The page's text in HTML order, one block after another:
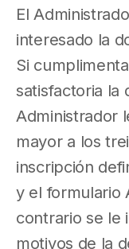
El
interesado la
Si
satisfactoria la
Administrador
mayor a los
inscripción
y el formulario
contrario se le
motivos de la